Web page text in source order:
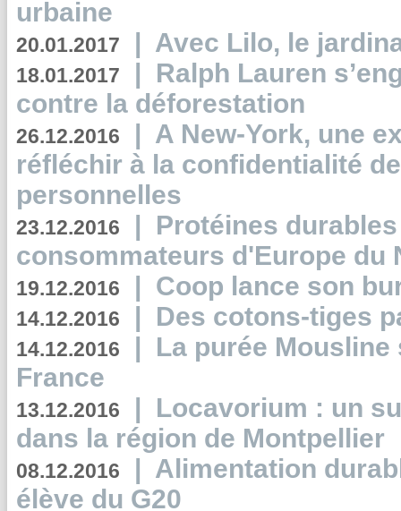
urbaine
20.01.2017 | Avec Lilo, le
18.01.2017 | Ralph Lauren
contre la déforestation
26.12.2016 | A New-York, une
réfléchir à la confidentialité
personnelles
23.12.2016 | Protéines
consommateurs d'Europe du
19.12.2016 | Coop lance son
14.12.2016 | Des cotons-tiges
14.12.2016 | La purée
France
13.12.2016 | Locavorium : un
dans la région de Montpellier
08.12.2016 | Alimentation
élève du G20